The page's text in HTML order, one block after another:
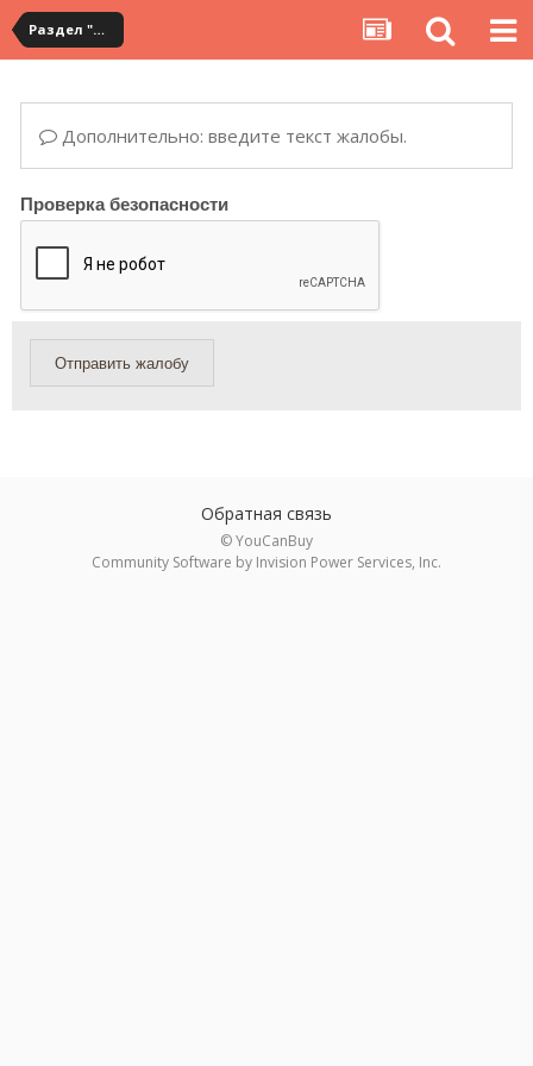
Раздел "Мои посылки" на сервисе YouCanBuy
Дополнительно: введите текст жалобы.
Проверка безопасности
Отправить жалобу
Обратная связь
© YouCanBuy
Community Software by Invision Power Services, Inc.